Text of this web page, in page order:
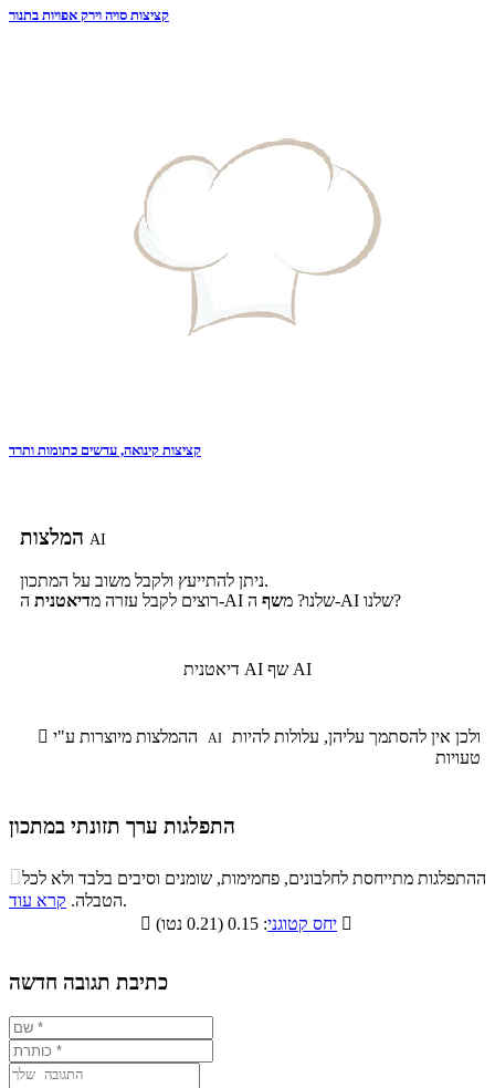
קציצות סויה וירק אפויות בתנור
קציצות קינואה, עדשים כתומות ותרד
AI
ניתן להתייעץ ולקבל משוב על המתכון.
רוצים לקבל עזרה מדיאטנית ה-AI שלנו? משף ה-AI שלנו?
דיאטנית AI שף AI
 AI
טעויות
התפלגות ערך תזונתי במתכון
התפלגות ערך תזונתי במתכון
סיבים
תזונתיים
שומנים חלבונים
21.4% 48.4%
ההתפלגות מתייחסת לחלבונים, פחמימות, שומנים וסיבים בלבד ולא לכל
הטבלה. קרא עוד
.

יחס קטוגני 
כתיבת תגובה חדשה